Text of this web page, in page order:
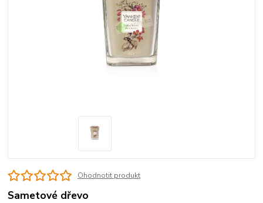
Ohodnotit produkt
Sametové dřevo